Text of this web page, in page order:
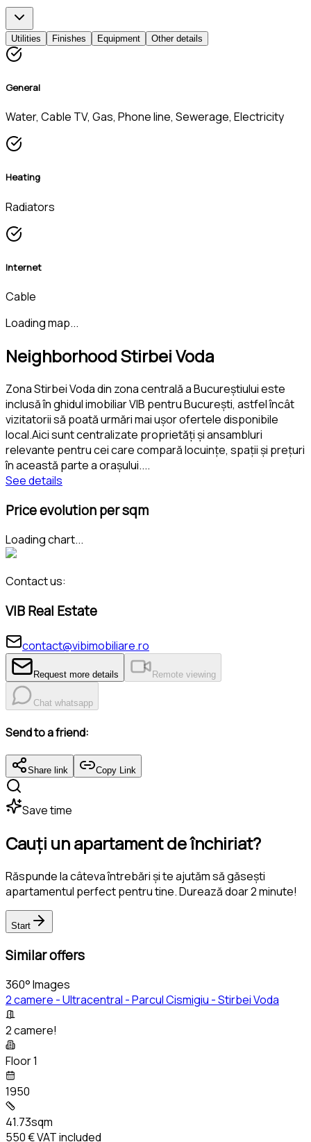
Utilities Finishes Equipment Other details
General
Water, Cable TV, Gas, Phone line, Sewerage, Electricity
Heating
Radiators
Internet
Cable
Loading map...
Neighborhood Stirbei Voda
Zona Stirbei Voda din zona centrală a Bucureștiului este
inclusă în ghidul imobiliar VIB pentru București, astfel încât
vizitatorii să poată urmări mai ușor ofertele disponibile
local.Aici sunt centralizate proprietăți și ansambluri
relevante pentru cei care compară locuințe, spații și prețuri
în această parte a orașului....
See details
Price evolution per sqm
Loading chart...
Contact us:
VIB Real Estate
contact@vibimobiliare.ro
Request more details Remote viewing
Chat whatsapp
Send to a friend:
Share link Copy Link
Save time
Cauți un apartament de închiriat?
Răspunde la câteva întrebări și te ajutăm să găsești
apartamentul perfect pentru tine. Durează doar 2 minute!
Start
Similar offers
360° Images
2 camere - Ultracentral - Parcul Cismigiu - Stirbei Voda
2 camere!
Floor 1
1950
41.73sqm
550 €VAT included